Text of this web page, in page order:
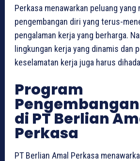
Perkasa menawarkan peluang yang
pengembangan diri yang terus-
pengalaman kerja yang berharga.
lingkungan kerja yang dinamis dan
keselamatan kerja juga harus
Program
di PT Berlian
Perkasa
PT Berlian Amal Perkasa